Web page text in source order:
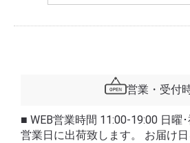
営業・受付
■ WEB営業時間 11:00-19:00 日曜
営業日に出荷致します。 お届け